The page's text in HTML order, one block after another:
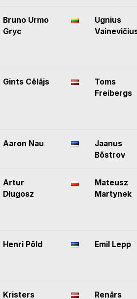
Bruno Urmo
Gryc
Ugnius
Gints Cēlājs
Toms
Freibergs
Aaron Nau
Jaanus
Bõstrov
Artur
Długosz
Mateusz
Martynek
Henri Põld Emil Lepp
Kristers Renārs